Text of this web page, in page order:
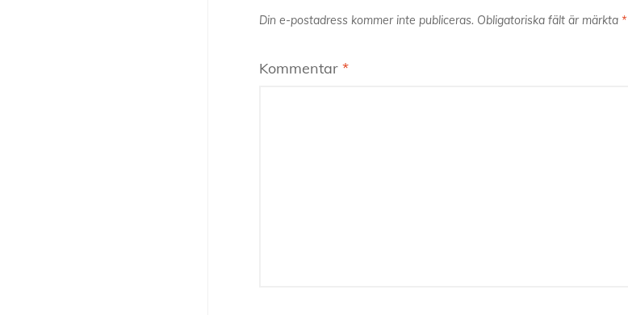
Din e-postadress kommer inte publiceras. Obligatoriska fält är märkta *
Kommentar *